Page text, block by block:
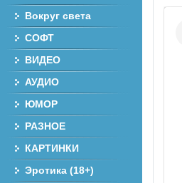
Вокруг света
СОФТ
ВИДЕО
АУДИО
ЮМОР
РАЗНОЕ
КАРТИНКИ
Эротика (18+)